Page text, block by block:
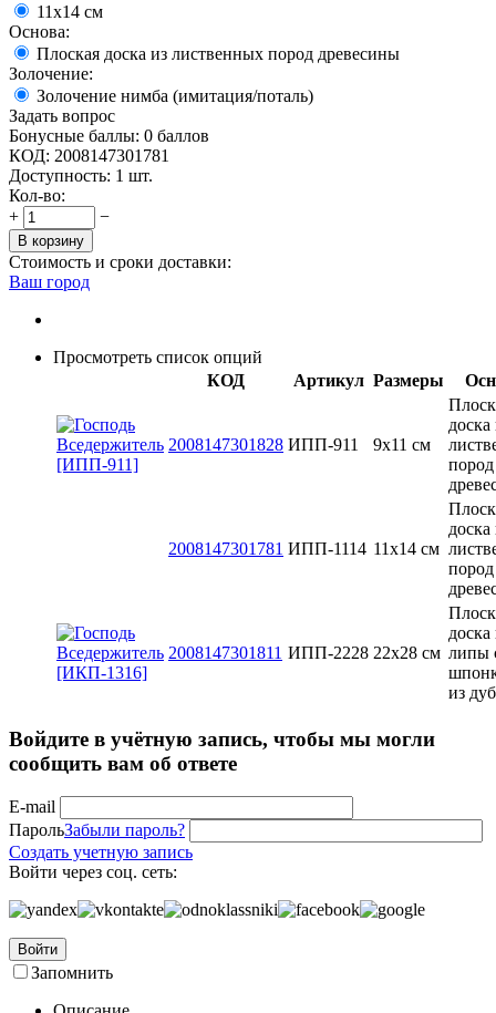
11х14 см
Основа:
Плоская доска из лиственных пород древесины
Золочение:
Золочение нимба (имитация/поталь)
Задать вопрос
Бонусные баллы: 0 баллов
КОД: 2008147301781
Доступность: 1 шт.
Кол-во:
+
−
В корзину
Стоимость и сроки доставки:
Ваш город
Просмотреть список опций
КОД
Артикул Размеры
2008147301828 ИПП-911 9х11 см
доска
пород
2008147301781 ИПП-1114 11х14 см
доска
пород
2008147301811 ИПП-2228 22х28 см
доска
липы
из
Войдите в учётную запись, чтобы мы могли
сообщить вам об ответе
E-mail
ПарольЗабыли пароль?
Создать учетную запись
Войти через соц. сеть:
Войти
Запомнить